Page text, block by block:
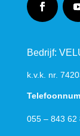
Bedrijf:
k.v.k. nr.
055 – 843 62